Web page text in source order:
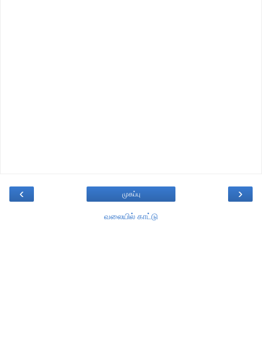
‹ ›
முகப்பு
வலையில் காட்டு